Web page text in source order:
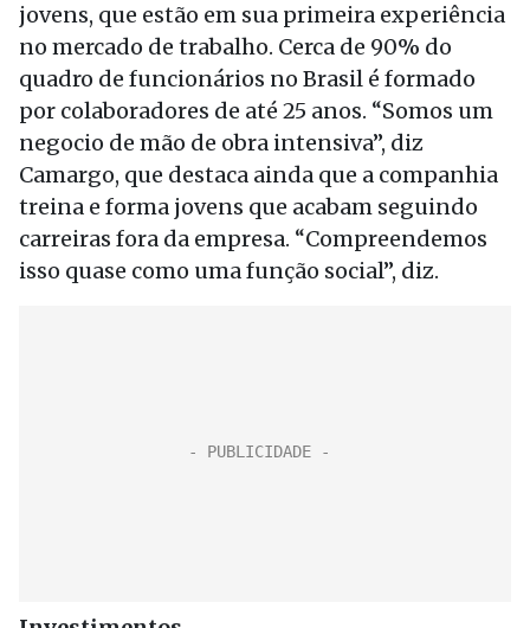
jovens, que estão em sua primeira experiência
no mercado de trabalho. Cerca de 90% do
quadro de funcionários no Brasil é formado
por colaboradores de até 25 anos. “Somos um
negocio de mão de obra intensiva”, diz
Camargo, que destaca ainda que a companhia
treina e forma jovens que acabam seguindo
carreiras fora da empresa. “Compreendemos
isso quase como uma função social”, diz.